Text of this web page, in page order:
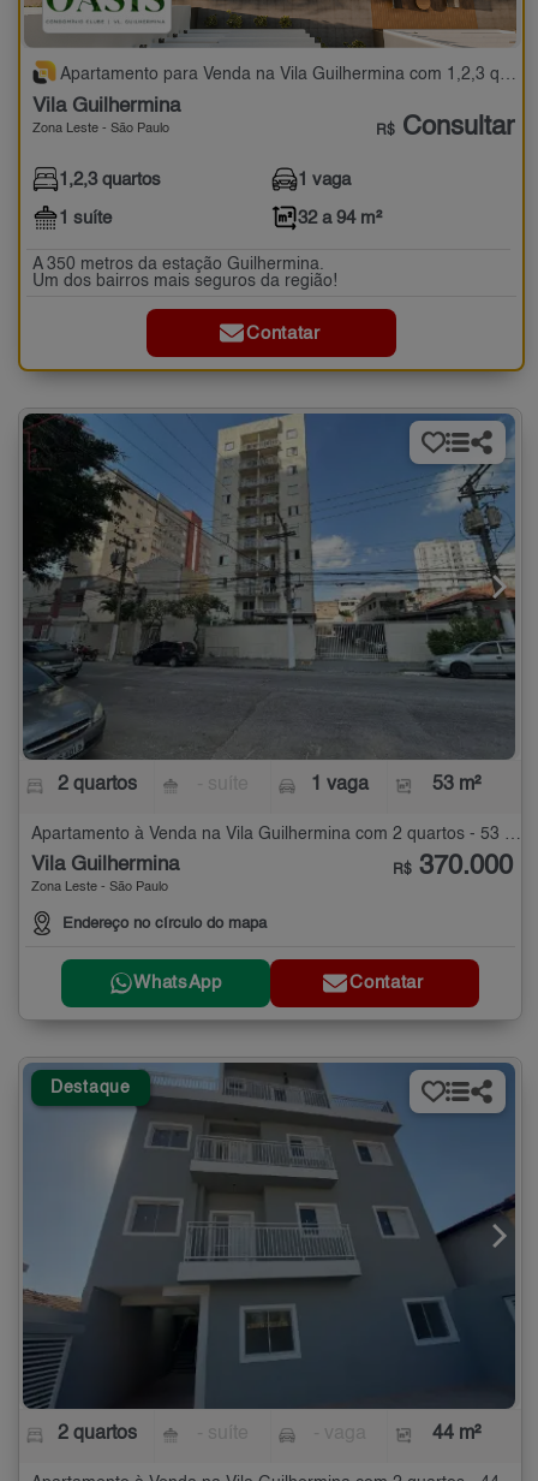
Apartamento para Venda na Vila Guilhermina com 1,2,3 quartos - 32 a 94 m²
Vila Guilhermina
Zona Leste - São Paulo R$ Consultar
1,2,3 quartos
1 suíte
1 vaga
32 a 94 m²
A 350 metros da estação Guilhermina.
Um dos bairros mais seguros da região!
Contatar
2 quartos 1 vaga 53 m²
Apartamento à Venda na Vila Guilhermina com 2 quartos - 53 m²
Vila Guilhermina
Zona Leste - São Paulo
Endereço no círculo do mapa
R$ 370.000
WhatsApp Contatar
Destaque
2 quartos 44 m²